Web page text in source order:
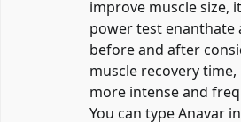
improve muscle size,
powertest enanthate
before and after
muscle recovery
more intense and
You can type Anavar